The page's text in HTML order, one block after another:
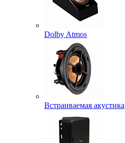
Dolby Atmos
Встраиваемая акустика